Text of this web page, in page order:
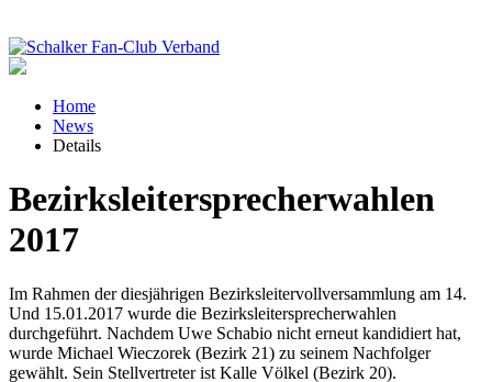
Home
News
Details
Bezirksleitersprecherwahlen
2017
Im Rahmen der diesjährigen Bezirksleitervollversammlung am 14.
Und 15.01.2017 wurde die Bezirksleitersprecherwahlen
durchgeführt. Nachdem Uwe Schabio nicht erneut kandidiert hat,
wurde Michael Wieczorek (Bezirk 21) zu seinem Nachfolger
gewählt. Sein Stellvertreter ist Kalle Völkel (Bezirk 20).